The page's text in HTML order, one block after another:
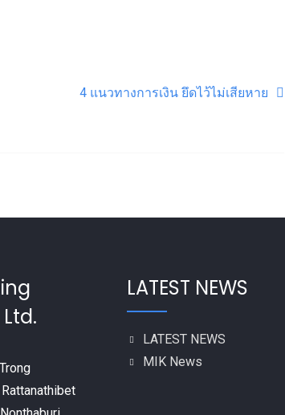
4 แนวทางการเงิน ยึดไว้ไม่เสียหาย
LATEST NEWS
LATEST NEWS
MIK News